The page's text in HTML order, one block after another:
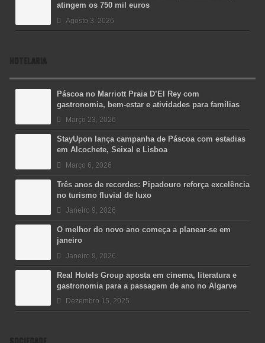
atingem os 750 mil euros
Agosto 3, 2026
HOTELARIA
Páscoa no Marriott Praia D’El Rey com
gastronomia, bem-estar e atividades para famílias
Março 23, 2026
StayUpon lança campanha de Páscoa com estadias
em Alcochete, Seixal e Lisboa
Março 6, 2026
Três anos de recordes: Pipadouro reforça excelência
no turismo fluvial de luxo
Janeiro 9, 2026
O melhor do novo ano começa a planear-se em
janeiro
Janeiro 9, 2026
Real Hotels Group aposta em cinema, literatura e
gastronomia para a passagem de ano no Algarve
Dezembro 15, 2025